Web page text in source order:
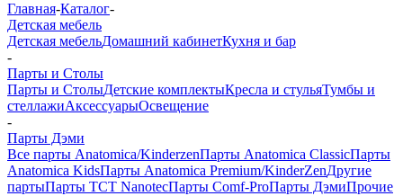
Главная-Каталог-
Детская мебель
Детская мебельДомашний кабинетКухня и бар
-
Парты и Столы
Парты и СтолыДетские комплектыКресла и стульяТумбы и
стеллажиАксессуарыОсвещение
-
Парты Дэми
Все парты Anatomica/KinderzenПарты Anatomica ClassicПарты
Anatomica KidsПарты Anatomica Premium/KinderZenДругие
партыПарты TCT NanotecПарты Comf-ProПарты ДэмиПрочие